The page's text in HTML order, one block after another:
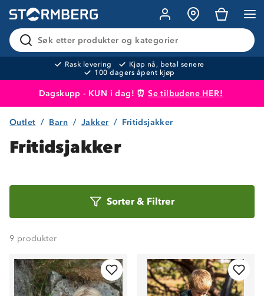
Søk etter produkter og kategorier
Rask levering
Kjøp nå, betal senere
100 dagers åpent kjøp
Dagskupp - KUN i dag! ⏰Se tilbudene HER!
Produktet er lagt i handlekurven
Outlet Barn Jakker Fritidsjakker
Fritidsjakker
Sorter& Filtrer
9 produkter